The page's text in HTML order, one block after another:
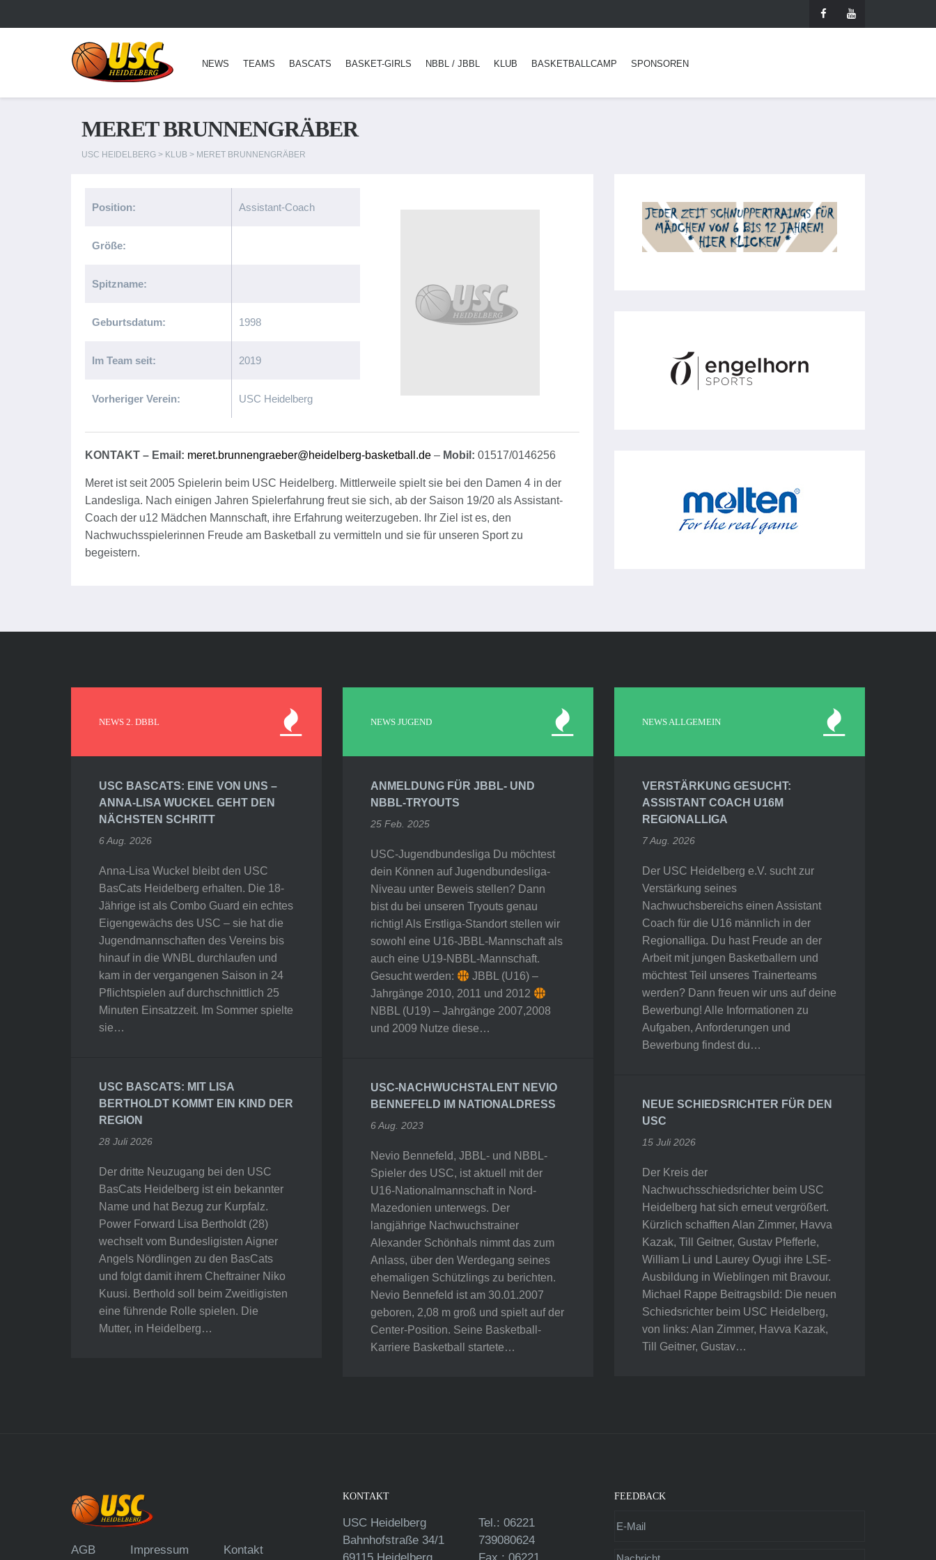
NEWS TEAMS BASCATS BASKET-GIRLS NBBL / JBBL KLUB BASKETBALLCAMP SPONSOREN
MERET BRUNNENGRÄBER
USC HEIDELBERG > KLUB > MERET BRUNNENGRÄBER
Position: Assistant-Coach
Größe:
Spitzname:
Geburtsdatum: 1998
Im Team seit: 2019
Vorheriger Verein: USC Heidelberg
KONTAKT – Email: meret.brunnengraeber@heidelberg-basketball.de – Mobil: 01517/0146256
Meret ist seit 2005 Spielerin beim USC Heidelberg. Mittlerweile spielt sie bei den Damen 4 in der
Landesliga. Nach einigen Jahren Spielerfahrung freut sie sich, ab der Saison 19/20 als Assistant-
Coach der u12 Mädchen Mannschaft, ihre Erfahrung weiterzugeben. Ihr Ziel ist es, den
Nachwuchsspielerinnen Freude am Basketball zu vermitteln und sie für unseren Sport zu
begeistern.
NEWS 2. DBBL
USC BASCATS: EINE VON UNS –
ANNA-LISA WUCKEL GEHT DEN
NÄCHSTEN SCHRITT
6 Aug. 2026
Anna-Lisa Wuckel bleibt den USC
BasCats Heidelberg erhalten. Die 18-
Jährige ist als Combo Guard ein echtes
Eigengewächs des USC – sie hat die
Jugendmannschaften des Vereins bis
hinauf in die WNBL durchlaufen und
kam in der vergangenen Saison in 24
Pflichtspielen auf durchschnittlich 25
Minuten Einsatzzeit. Im Sommer spielte
sie…
USC BASCATS: MIT LISA
BERTHOLDT KOMMT EIN KIND DER
REGION
28 Juli 2026
Der dritte Neuzugang bei den USC
BasCats Heidelberg ist ein bekannter
Name und hat Bezug zur Kurpfalz.
Power Forward Lisa Bertholdt (28)
wechselt vom Bundesligisten Aigner
Angels Nördlingen zu den BasCats
und folgt damit ihrem Cheftrainer Niko
Kuusi. Berthold soll beim Zweitligisten
eine führende Rolle spielen. Die
Mutter, in Heidelberg…
NEWS JUGEND
ANMELDUNG FÜR JBBL- UND
NBBL-TRYOUTS
25 Feb. 2025
USC-Jugendbundesliga Du möchtest
dein Können auf Jugendbundesliga-
Niveau unter Beweis stellen? Dann
bist du bei unseren Tryouts genau
richtig! Als Erstliga-Standort stellen wir
sowohl eine U16-JBBL-Mannschaft als
auch eine U19-NBBL-Mannschaft.
Gesucht werden:
JBBL (U16) –
Jahrgänge 2010, 2011 und 2012
NBBL (U19) – Jahrgänge 2007,2008
und 2009 Nutze diese…
USC-NACHWUCHSTALENT NEVIO
BENNEFELD IM NATIONALDRESS
6 Aug. 2023
Nevio Bennefeld, JBBL- und NBBL-
Spieler des USC, ist aktuell mit der
U16-Nationalmannschaft in Nord-
Mazedonien unterwegs. Der
langjährige Nachwuchstrainer
Alexander Schönhals nimmt das zum
Anlass, über den Werdegang seines
ehemaligen Schützlings zu berichten.
Nevio Bennefeld ist am 30.01.2007
geboren, 2,08 m groß und spielt auf der
Center-Position. Seine Basketball-
Karriere Basketball startete…
NEWS ALLGEMEIN
VERSTÄRKUNG GESUCHT:
ASSISTANT COACH U16M
REGIONALLIGA
7 Aug. 2026
Der USC Heidelberg e.V. sucht zur
Verstärkung seines
Nachwuchsbereichs einen Assistant
Coach für die U16 männlich in der
Regionalliga. Du hast Freude an der
Arbeit mit jungen Basketballern und
möchtest Teil unseres Trainerteams
werden? Dann freuen wir uns auf deine
Bewerbung! Alle Informationen zu
Aufgaben, Anforderungen und
Bewerbung findest du…
NEUE SCHIEDSRICHTER FÜR DEN
USC
15 Juli 2026
Der Kreis der
Nachwuchsschiedsrichter beim USC
Heidelberg hat sich erneut vergrößert.
Kürzlich schafften Alan Zimmer, Havva
Kazak, Till Geitner, Gustav Pfefferle,
William Li und Laurey Oyugi ihre LSE-
Ausbildung in Wieblingen mit Bravour.
Michael Rappe Beitragsbild: Die neuen
Schiedsrichter beim USC Heidelberg,
von links: Alan Zimmer, Havva Kazak,
Till Geitner, Gustav…
AGB Impressum Kontakt
KONTAKT
USC Heidelberg
Bahnhofstraße 34/1
Tel.: 06221
739080624
FEEDBACK